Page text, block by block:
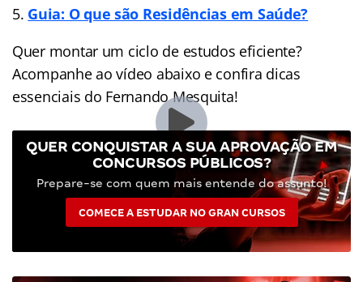
Guia: O que são Residências em Saúde?
Quer montar um ciclo de estudos eficiente?
Acompanhe ao vídeo abaixo e confira dicas
essenciais do Fernando Mesquita!
QUER CONQUISTAR A SUA APROVAÇÃO EM
CONCURSOS PÚBLICOS?
Prepare-se com quem mais entende do assunto!
COMECE A ESTUDAR NO GRAN CURSOS